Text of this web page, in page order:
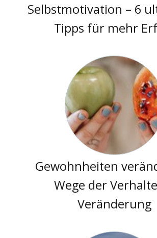
Selbstmotivation – 6
Tipps für mehr
Gewohnheiten
Wege der
Veränderung